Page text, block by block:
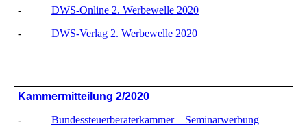
- DWS-Online 2. Werbewelle 2020
- DWS-Verlag 2. Werbewelle 2020
Kammermitteilung 2/2020
- Bundessteuerberaterkammer – Seminarwerbung